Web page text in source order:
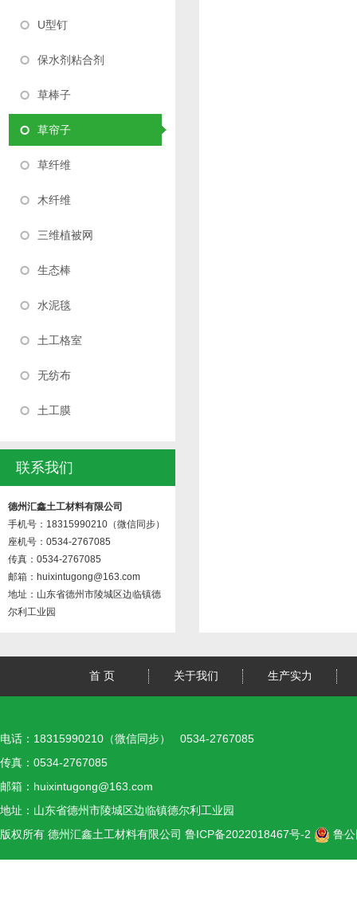
U型钉
保水剂粘合剂
草棒子
草帘子
草纤维
木纤维
三维植被网
生态棒
水泥毯
土工格室
无纺布
土工膜
联系我们
德州汇鑫土工材料有限公司
手机号：18315990210（微信同步）
座机号：0534-2767085
传真：0534-2767085
邮箱：huixintugong@163.com
地址：山东省德州市陵城区边临镇德
尔利工业园
首 页 关于我们 生产实力
电话：18315990210（微信同步） 0534-2767085
传真：0534-2767085
邮箱：huixintugong@163.com
地址：山东省德州市陵城区边临镇德尔利工业园
版权所有 德州汇鑫土工材料有限公司 鲁ICP备2022018467号-2 鲁